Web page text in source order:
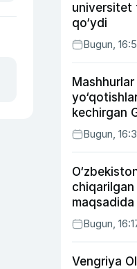
universitet
qo‘ydi
Bugun,
kechirgan
Bugun,
mumkin
Bugun,
Vengriya